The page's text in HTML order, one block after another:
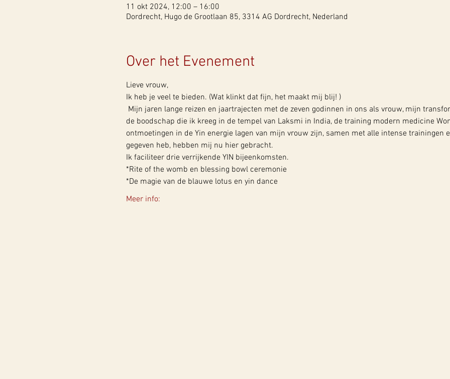
11 okt 2024, 12:00 – 16:00
Dordrecht, Hugo de Grootlaan 85, 3314 AG Dordrecht, Nederland
Over het Evenement
Lieve vrouw,
Ik heb je veel te bieden. (Wat klinkt dat fijn, het maakt mij blij! )
Mijn jaren lange reizen en jaartrajecten met de zeven godinnen in ons als vrouw, mijn
de boodschap die ik kreeg in de tempel van Laksmi in India, de training modern medicine
ontmoetingen in de Yin energie lagen van mijn vrouw zijn, samen met alle intense trainingen
gegeven heb, hebben mij nu hier gebracht.
Ik faciliteer drie verrijkende YIN bijeenkomsten.
*Rite of the womb en blessing bowl ceremonie
*De magie van de blauwe lotus en yin dance
Meer info: